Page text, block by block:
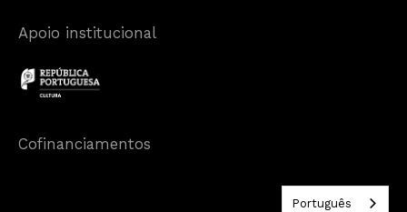
Apoio institucional
Cofinanciamentos
Português